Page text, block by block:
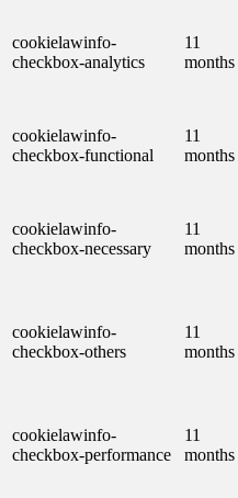
cookielawinfo-
checkbox-analytics
11
months
cookielawinfo-
checkbox-functional
11
months
cookielawinfo-
checkbox-necessary
11
months
cookielawinfo-
checkbox-others
11
months
cookielawinfo-
checkbox-performance
11
months